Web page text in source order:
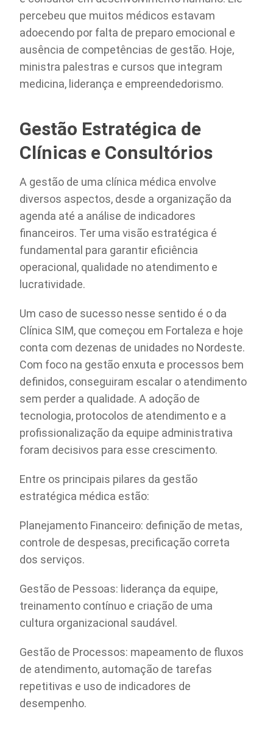
percebeu que muitos médicos estavam
adoecendo por falta de preparo emocional e
ausência de competências de gestão. Hoje,
ministra palestras e cursos que integram
medicina, liderança e empreendedorismo.
Gestão Estratégica de
Clínicas e Consultórios
A gestão de uma clínica médica envolve
diversos aspectos, desde a organização da
agenda até a análise de indicadores
financeiros. Ter uma visão estratégica é
fundamental para garantir eficiência
operacional, qualidade no atendimento e
lucratividade.
Um caso de sucesso nesse sentido é o da
Clínica SIM, que começou em Fortaleza e hoje
conta com dezenas de unidades no Nordeste.
Com foco na gestão enxuta e processos bem
definidos, conseguiram escalar o atendimento
sem perder a qualidade. A adoção de
tecnologia, protocolos de atendimento e a
profissionalização da equipe administrativa
foram decisivos para esse crescimento.
Entre os principais pilares da gestão
estratégica médica estão:
Planejamento Financeiro: definição de metas,
controle de despesas, precificação correta
dos serviços.
Gestão de Pessoas: liderança da equipe,
treinamento contínuo e criação de uma
cultura organizacional saudável.
Gestão de Processos: mapeamento de fluxos
de atendimento, automação de tarefas
repetitivas e uso de indicadores de
desempenho.